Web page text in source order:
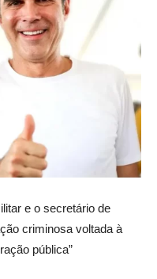
e o secretário de
criminosa voltada à
pública”